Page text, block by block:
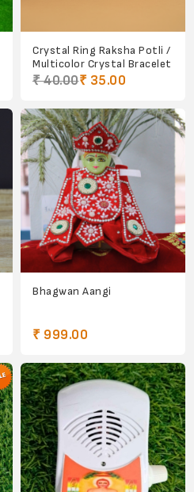
Crystal Ring Raksha Potli /
Multicolor Crystal Bracelet
₹ 40.00₹ 35.00
Bhagwan Aangi
₹ 999.00